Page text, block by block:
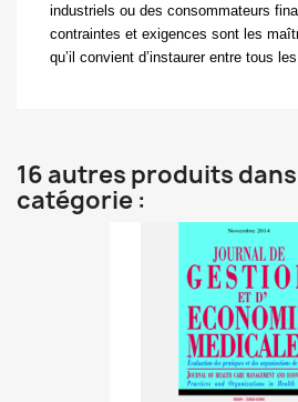
industriels ou des consommateurs
contraintes et exigences sont les
qu’il convient d’instaurer entre tous
16 autres produits
catégorie :